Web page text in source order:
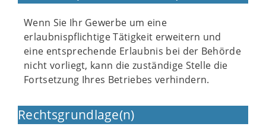
Wenn Sie Ihr Gewerbe um eine
erlaubnispflichtige Tätigkeit erweitern und
eine entsprechende Erlaubnis bei der Behörde
nicht vorliegt, kann die zuständige Stelle die
Fortsetzung Ihres Betriebes verhindern.
Rechtsgrundlage(n)